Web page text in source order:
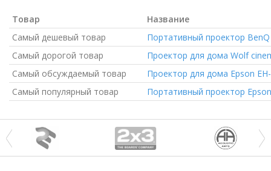
Товар
Название
Самый дешевый товар
Портативный проектор
Самый дорогой товар
Проектор для дома Wolf
Самый обсуждаемый товар
Проектор для дома Epson
Самый популярный товар
Портативный проектор